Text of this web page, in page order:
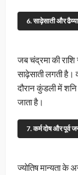
6. साढ़ेसाती और
जब चंद्रमा की
साढ़ेसाती लगती है।
दौरान कुंडली में
जाता है।
7. कर्म दोष और पूर्व
ज्योतिष मान्यता के